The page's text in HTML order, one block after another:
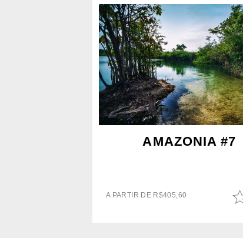
AMAZONIA #7
A PARTIR DE R$405,60